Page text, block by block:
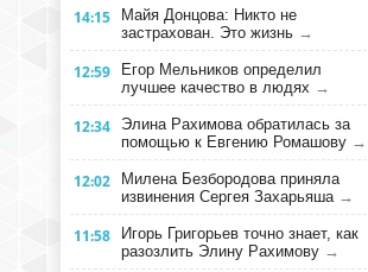
14:15
Майя Донцова: Никто не
застрахован. Это жизнь →
12:59
Егор Мельников определил
лучшее качество в людях →
12:34
Элина Рахимова обратилась за
помощью к Евгению Ромашову →
12:02
Милена Безбородова приняла
извинения Сергея Захарьяша →
11:58
Игорь Григорьев точно знает, как
разозлить Элину Рахимову →